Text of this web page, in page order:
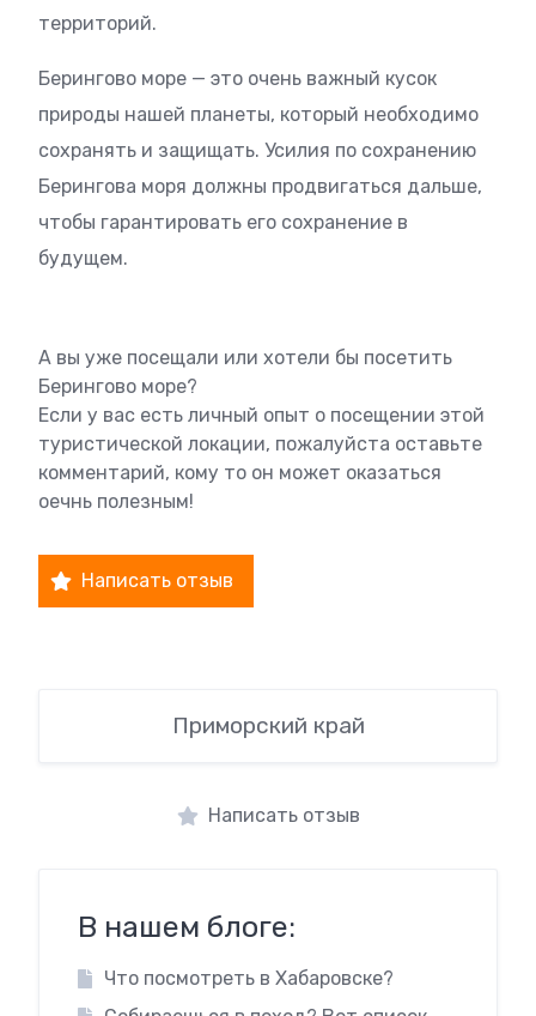
территорий.
Берингово море — это очень важный кусок
природы нашей планеты, который необходимо
сохранять и защищать. Усилия по сохранению
Берингова моря должны продвигаться дальше,
чтобы гарантировать его сохранение в
будущем.
А вы уже посещали или хотели бы посетить
Берингово море?
Если у вас есть личный опыт о посещении этой
туристической локации, пожалуйста оставьте
комментарий, кому то он может оказаться
оечнь полезным!
Написать отзыв
Приморский край
Написать отзыв
В нашем блоге:
Что посмотреть в Хабаровске?